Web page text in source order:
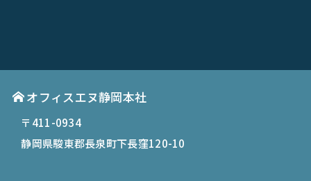
オフィスエヌ静岡本社
〒411-0934
静岡県駿東郡長泉町下長窪120-10